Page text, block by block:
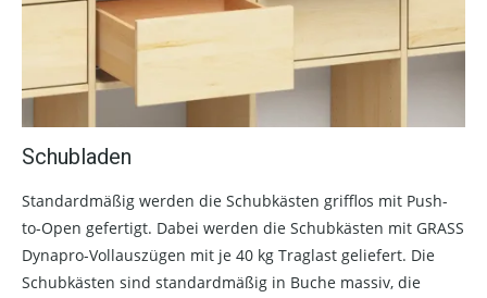
Schubladen
Standardmäßig werden die Schubkästen grifflos mit Push-
to-Open gefertigt. Dabei werden die Schubkästen mit GRASS
Dynapro-Vollauszügen mit je 40 kg Traglast geliefert. Die
Schubkästen sind standardmäßig in Buche massiv, die